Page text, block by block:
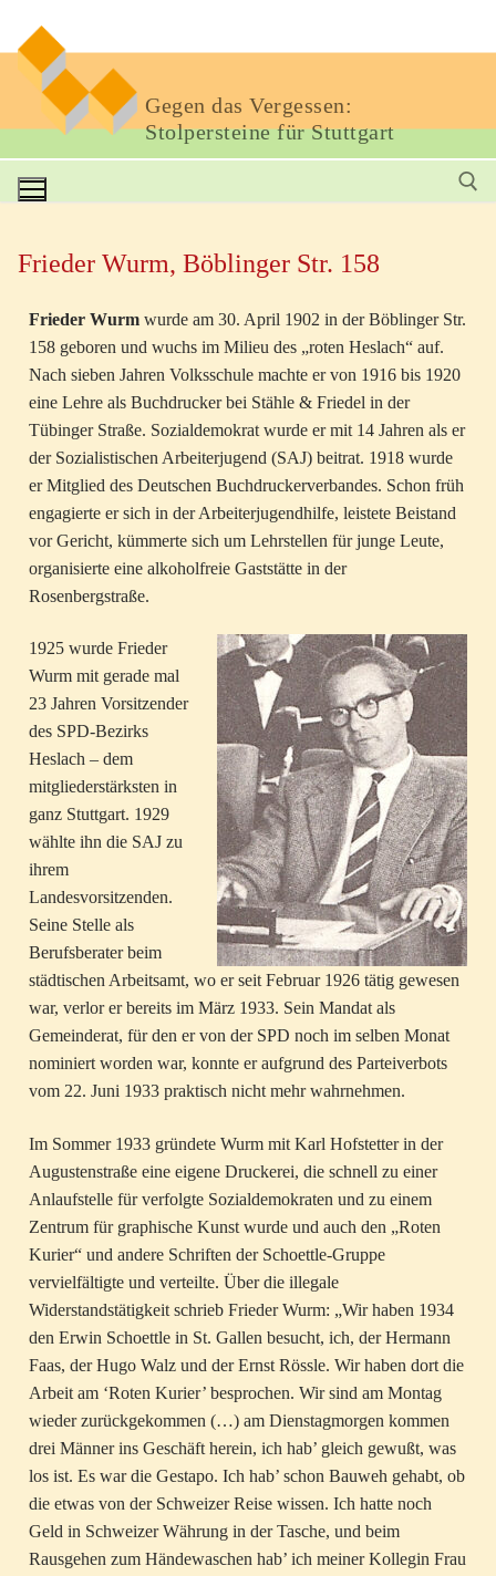
Gegen das Vergessen:
Stolpersteine für Stuttgart
Frieder Wurm, Böblinger Str. 158
Frieder Wurm wurde am 30. April 1902 in der Böblinger Str.
158 geboren und wuchs im Milieu des „roten Heslach“ auf.
Nach sieben Jahren Volksschule machte er von 1916 bis 1920
eine Lehre als Buchdrucker bei Stähle & Friedel in der
Tübinger Straße. Sozialdemokrat wurde er mit 14 Jahren als er
der Sozialistischen Arbeiterjugend (SAJ) beitrat. 1918 wurde
er Mitglied des Deutschen Buchdruckerverbandes. Schon früh
engagierte er sich in der Arbeiterjugendhilfe, leistete Beistand
vor Gericht, kümmerte sich um Lehrstellen für junge Leute,
organisierte eine alkoholfreie Gaststätte in der
Rosenbergstraße.
1925 wurde Frieder
Wurm mit gerade mal
23 Jahren Vorsitzender
des SPD-Bezirks
Heslach – dem
mitgliederstärksten in
ganz Stuttgart. 1929
wählte ihn die SAJ zu
ihrem
Landesvorsitzenden.
Seine Stelle als
Berufsberater beim
städtischen Arbeitsamt, wo er seit Februar 1926 tätig gewesen
war, verlor er bereits im März 1933. Sein Mandat als
Gemeinderat, für den er von der SPD noch im selben Monat
nominiert worden war, konnte er aufgrund des Parteiverbots
vom 22. Juni 1933 praktisch nicht mehr wahrnehmen.
Im Sommer 1933 gründete Wurm mit Karl Hofstetter in der
Augustenstraße eine eigene Druckerei, die schnell zu einer
Anlaufstelle für verfolgte Sozialdemokraten und zu einem
Zentrum für graphische Kunst wurde und auch den „Roten
Kurier“ und andere Schriften der Schoettle-Gruppe
vervielfältigte und verteilte. Über die illegale
Widerstandstätigkeit schrieb Frieder Wurm: „Wir haben 1934
den Erwin Schoettle in St. Gallen besucht, ich, der Hermann
Faas, der Hugo Walz und der Ernst Rössle. Wir haben dort die
Arbeit am ‘Roten Kurier’ besprochen. Wir sind am Montag
wieder zurückgekommen (…) am Dienstagmorgen kommen
drei Männer ins Geschäft herein, ich hab’ gleich gewußt, was
los ist. Es war die Gestapo. Ich hab’ schon Bauweh gehabt, ob
die etwas von der Schweizer Reise wissen. Ich hatte noch
Geld in Schweizer Währung in der Tasche, und beim
Rausgehen zum Händewaschen hab’ ich meiner Kollegin Frau